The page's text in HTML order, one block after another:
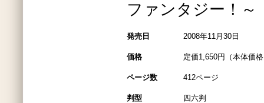
ファンタジー！～
発売日 2008年11月30日
価格 定価1,650円（本体価
ページ数 412ページ
判型 四六判